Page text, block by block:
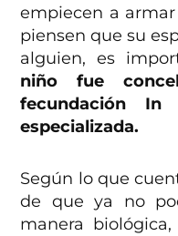
empiecen a
piensen que su
alguien, es
niño fue
fecundación
especializada.
Según lo que
de que ya no
manera biológica,